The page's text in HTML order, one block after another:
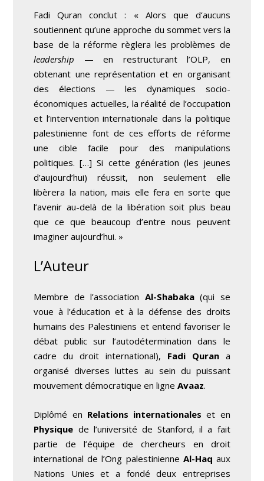
Fadi Quran conclut : « Alors que d‘aucuns
soutiennent qu’une approche du sommet vers la
base de la réforme règlera les problèmes de
leadership — en restructurant l’OLP, en
obtenant une représentation et en organisant
des élections — les dynamiques socio-
économiques actuelles, la réalité de l’occupation
et l’intervention internationale dans la politique
palestinienne font de ces efforts de réforme
une cible facile pour des manipulations
politiques. […] Si cette génération (les jeunes
d’aujourd’hui) réussit, non seulement elle
libèrera la nation, mais elle fera en sorte que
l’avenir au-delà de la libération soit plus beau
que ce que beaucoup d’entre nous peuvent
imaginer aujourd’hui. »
L’Auteur
Membre de l’association Al-Shabaka(qui se
voue à l’éducation et à la défense des droits
humains des Palestiniens et entend favoriser le
débat public sur l’autodétermination dans le
cadre du droit international), Fadi Qurana
organisé diverses luttes au sein du puissant
mouvement démocratique en ligneAvaaz.
Diplômé en Relations internationales et en
Physique de l’université de Stanford, il a fait
partie de l’équipe de chercheurs en droit
international de l’Ong palestinienne Al-Haq aux
Nations Unies et a fondé deux entreprises